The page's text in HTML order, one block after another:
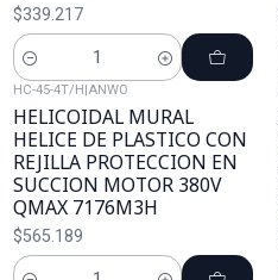
$339.217
Cantidad
HC-45-4T/H ANWO
HELICOIDAL MURAL
HELICE DE PLASTICO CON
REJILLA PROTECCION EN
SUCCION MOTOR 380V
QMAX 7176M3H
$565.189